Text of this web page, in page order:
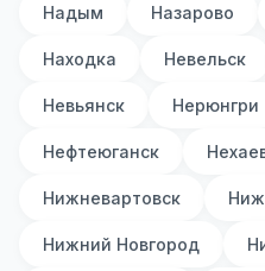
Надым Назарово
Находка Невельск
Невьянск Нерюнгри
Нефтеюганск
Нижневартовск
Нижний Новгород